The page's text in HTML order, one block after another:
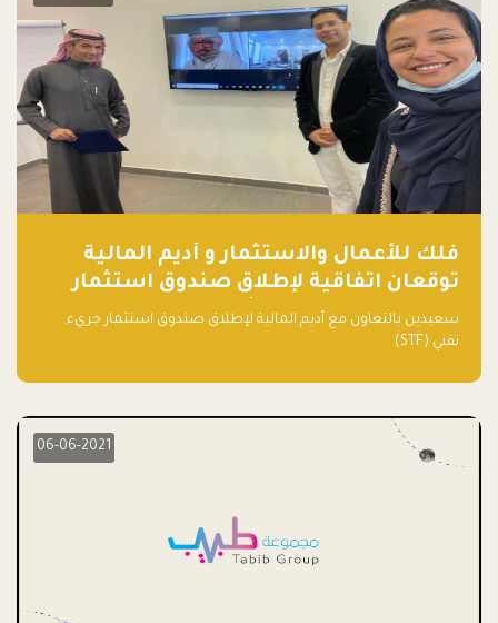
فلك للأعمال والاستثمار و أديم المالية
توقعان اتفاقية لإطلاق صندوق استثمار
جريء تقني (STF) - مشغل من قبل فـلك
سعيدين بالتعاون مع أديم المالية لإطلاق صندوق استثمار جريء
تقني (STF)
06-06-2021